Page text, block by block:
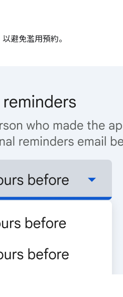
避免濫用預約。